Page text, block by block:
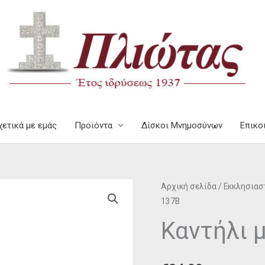
με εμάς Προϊόντα Δίσκοι Μνημοσύνων
Αρχική σελίδα /
137B
Καντήλι